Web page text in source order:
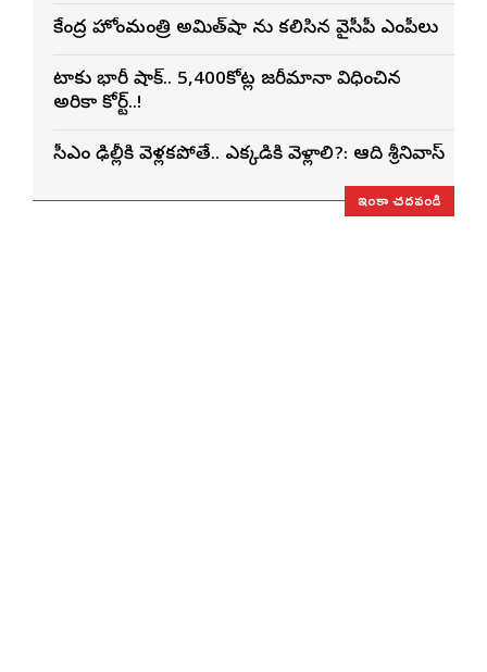
కేంద్ర హోంమంత్రి అమిత్‌షా ను కలిసిన వైసీపీ ఎంపీలు
మెటాకు భారీ షాక్.. 5,400కోట్ల జరీమానా విధించిన
అమెరికా కోర్ట్..!
సీఎం ఢిల్లీకి వెళ్లకపోతే.. ఎక్కడికి వెళ్లాలి?: ఆది శ్రీనివాస్
ఇంకా చదవండి